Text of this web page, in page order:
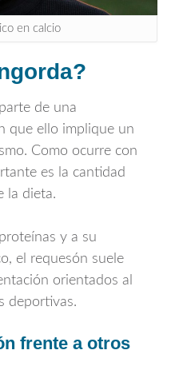
en calcio
de una
que ello implique un
Como ocurre con
es la cantidad
la dieta.
y a su
el requesón suele
orientados al
deportivas.
frente a otros